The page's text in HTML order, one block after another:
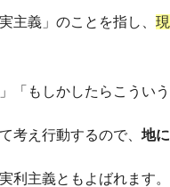
主義」のことを指し、
「もしかしたらこうい
考え行動するので、 地
利主義ともよばれます。